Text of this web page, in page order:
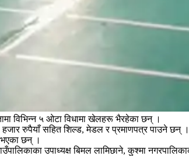
विभिन्न ५ ओटा विधामा खेलहरू भैरहेका छन् ।
रुपैयाँ सहित शिल्ड, मेडल र प्रमाणपत्र पाउने छन्
छन् ।
उपाध्यक्ष बिमल लामिछाने, कुश्मा